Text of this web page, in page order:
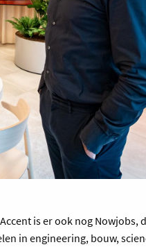
is er ook nog
in engineering, bouw,